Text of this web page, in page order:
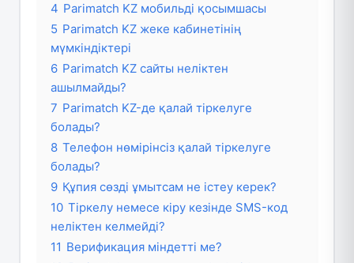
4 Parimatch KZ мобильді қосымшасы
5 Parimatch KZ жеке кабинетінің
мүмкіндіктері
6 Parimatch KZ сайты неліктен
ашылмайды?
7 Parimatch KZ-де қалай тіркелуге
болады?
8 Телефон нөмірінсіз қалай тіркелуге
болады?
9 Құпия сөзді ұмытсам не істеу керек?
10 Тіркелу немесе кіру кезінде SMS-код
неліктен келмейді?
11 Верификация міндетті ме?